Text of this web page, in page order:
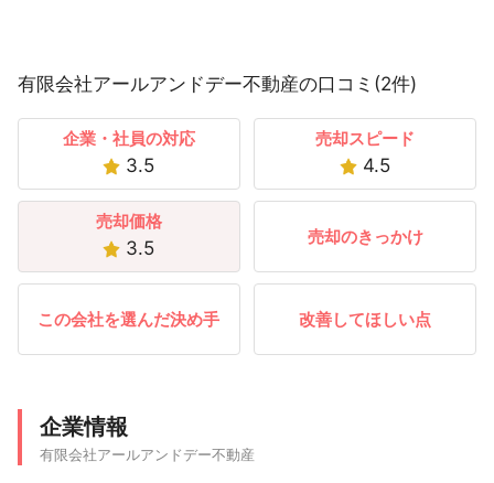
有限会社アールアンドデー不動産の口コミ(2件)
企業・社員の対応
3.5
売却スピード
4.5
売却価格
3.5
売却のきっかけ
この会社を選んだ決め手 改善してほしい点
企業情報
有限会社アールアンドデー不動産